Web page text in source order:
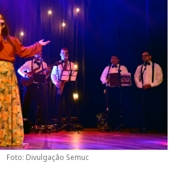
Foto: Divulgação Semuc